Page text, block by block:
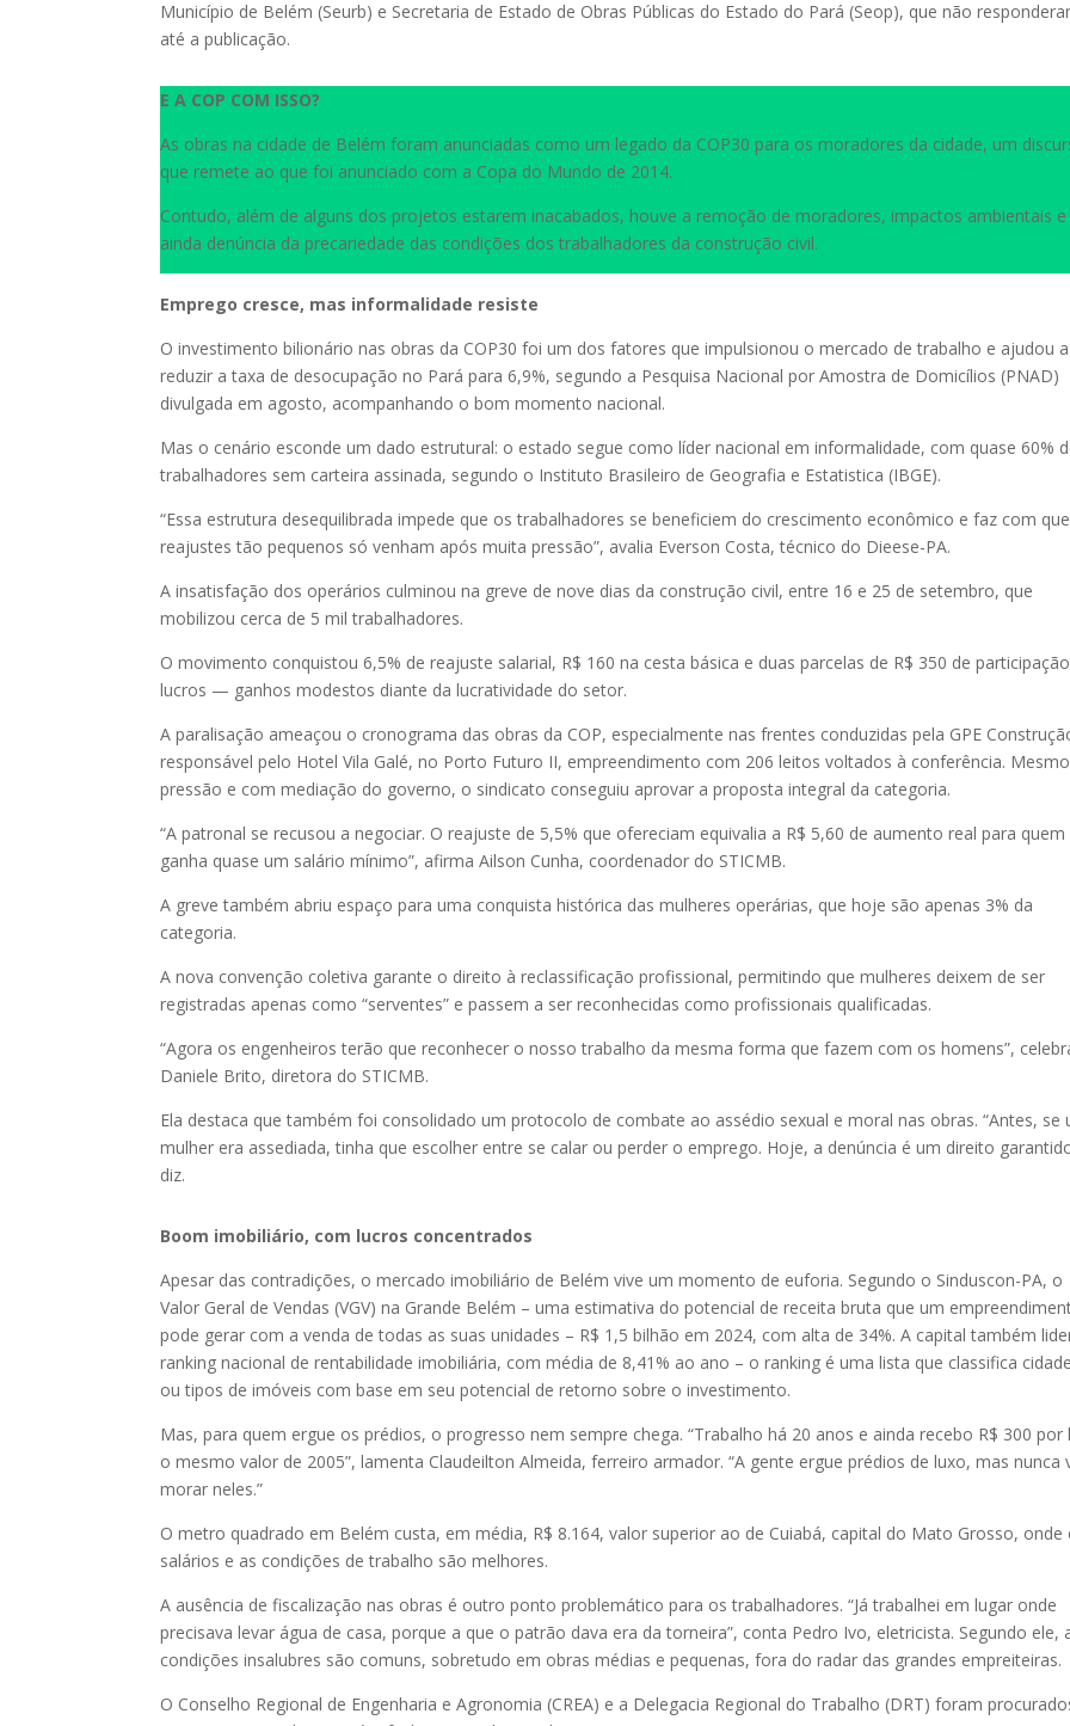
Município de Belém (Seurb) e Secretaria de Estado de Obras Públicas do Estado do Pará (Seop), que não
até a publicação.
E A COP COM ISSO?
As obras na cidade de Belém foram anunciadas como um legado da COP30 para os moradores da cidade, um
que remete ao que foi anunciado com a Copa do Mundo de 2014.
Contudo, além de alguns dos projetos estarem inacabados, houve a remoção de moradores, impactos ambientais e
ainda denúncia da precariedade das condições dos trabalhadores da construção civil.
Emprego cresce, mas informalidade resiste
O investimento bilionário nas obras da COP30 foi um dos fatores que impulsionou o mercado de trabalho e ajudou a
reduzir a taxa de desocupação no Pará para 6,9%, segundo a Pesquisa Nacional por Amostra de Domicílios (PNAD)
divulgada em agosto, acompanhando o bom momento nacional.
Mas o cenário esconde um dado estrutural: o estado segue como líder nacional em informalidade, com quase 60%
trabalhadores sem carteira assinada, segundo o Instituto Brasileiro de Geografia e Estatistica (IBGE).
“Essa estrutura desequilibrada impede que os trabalhadores se beneficiem do crescimento econômico e faz com que
reajustes tão pequenos só venham após muita pressão”, avalia Everson Costa, técnico do Dieese-PA.
A insatisfação dos operários culminou na greve de nove dias da construção civil, entre 16 e 25 de setembro, que
mobilizou cerca de 5 mil trabalhadores.
O movimento conquistou 6,5% de reajuste salarial, R$ 160 na cesta básica e duas parcelas de R$ 350 de
lucros — ganhos modestos diante da lucratividade do setor.
A paralisação ameaçou o cronograma das obras da COP, especialmente nas frentes conduzidas pela GPE
responsável pelo Hotel Vila Galé, no Porto Futuro II, empreendimento com 206 leitos voltados à conferência.
pressão e com mediação do governo, o sindicato conseguiu aprovar a proposta integral da categoria.
“A patronal se recusou a negociar. O reajuste de 5,5% que ofereciam equivalia a R$ 5,60 de aumento real para quem
ganha quase um salário mínimo”, afirma Ailson Cunha, coordenador do STICMB.
A greve também abriu espaço para uma conquista histórica das mulheres operárias, que hoje são apenas 3% da
categoria.
A nova convenção coletiva garante o direito à reclassificação profissional, permitindo que mulheres deixem de ser
registradas apenas como “serventes” e passem a ser reconhecidas como profissionais qualificadas.
“Agora os engenheiros terão que reconhecer o nosso trabalho da mesma forma que fazem com os homens”,
Daniele Brito, diretora do STICMB.
Ela destaca que também foi consolidado um protocolo de combate ao assédio sexual e moral nas obras. “Antes, se
mulher era assediada, tinha que escolher entre se calar ou perder o emprego. Hoje, a denúncia é um direito
diz.
Boom imobiliário, com lucros concentrados
Apesar das contradições, o mercado imobiliário de Belém vive um momento de euforia. Segundo o Sinduscon-PA, o
Valor Geral de Vendas (VGV) na Grande Belém – uma estimativa do potencial de receita bruta que um
pode gerar com a venda de todas as suas unidades – R$ 1,5 bilhão em 2024, com alta de 34%. A capital também
ranking nacional de rentabilidade imobiliária, com média de 8,41% ao ano – o ranking é uma lista que classifica
ou tipos de imóveis com base em seu potencial de retorno sobre o investimento.
Mas, para quem ergue os prédios, o progresso nem sempre chega. “Trabalho há 20 anos e ainda recebo R$ 300 por
o mesmo valor de 2005”, lamenta Claudeilton Almeida, ferreiro armador. “A gente ergue prédios de luxo, mas nunca
morar neles.”
O metro quadrado em Belém custa, em média, R$ 8.164, valor superior ao de Cuiabá, capital do Mato Grosso, onde
salários e as condições de trabalho são melhores.
A ausência de fiscalização nas obras é outro ponto problemático para os trabalhadores. “Já trabalhei em lugar onde
precisava levar água de casa, porque a que o patrão dava era da torneira”, conta Pedro Ivo, eletricista. Segundo ele,
condições insalubres são comuns, sobretudo em obras médias e pequenas, fora do radar das grandes empreiteiras.
O Conselho Regional de Engenharia e Agronomia (CREA) e a Delegacia Regional do Trabalho (DRT) foram